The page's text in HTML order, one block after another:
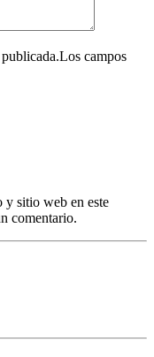
campos
y sitio web en este
comentario.